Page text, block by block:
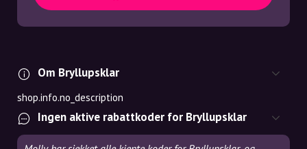
Om Bryllupsklar
shop.info.no_description
Ingen aktive rabattkoder for Bryllupsklar